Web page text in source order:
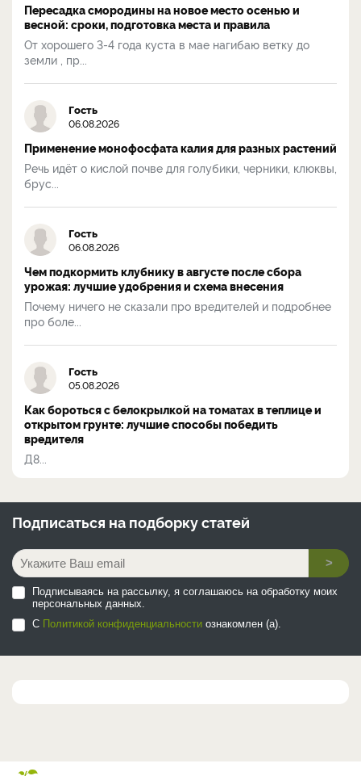
Пересадка смородины на новое место осенью и
весной: сроки, подготовка места и правила
От хорошего 3-4 года куста в мае нагибаю ветку до
земли , пр...
Гость
06.08.2026
Применение монофосфата калия для разных растений
Речь идёт о кислой почве для голубики, черники, клюквы,
брус...
Гость
06.08.2026
Чем подкормить клубнику в августе после сбора
урожая: лучшие удобрения и схема внесения
Почему ничего не сказали про вредителей и подробнее
про боле...
Гость
05.08.2026
Как бороться с белокрылкой на томатах в теплице и
открытом грунте: лучшие способы победить
вредителя
Д8...
Подписаться на подборку статей
>
Подписываясь на рассылку, я соглашаюсь на обработку моих
персональных данных.
С Политикой конфиденциальности ознакомлен (а).